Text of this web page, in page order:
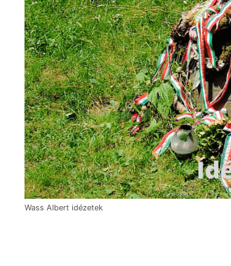
Wass Albert idézetek